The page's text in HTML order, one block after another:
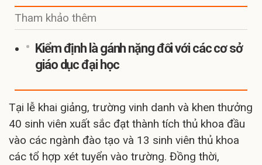
Tham khảo thêm
Kiểm định là gánh nặng đối với các cơ sở
giáo dục đại học
Tại lễ khai giảng, trường vinh danh và khen thưởng
40 sinh viên xuất sắc đạt thành tích thủ khoa đầu
vào các ngành đào tạo và 13 sinh viên thủ khoa
các tổ hợp xét tuyển vào trường. Đồng thời,